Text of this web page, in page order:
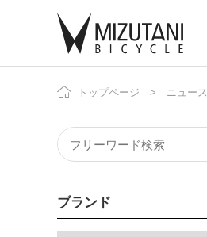
トップページ ニュース
ブランド